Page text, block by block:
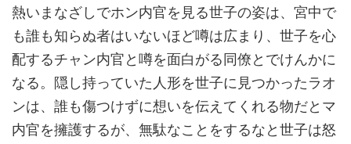
熱いまなざしでホン内官を見る世子の姿は、宮中で
も誰も知らぬ者はいないほど噂は広まり、世子を心
配するチャン内官と噂を面白がる同僚とでけんかに
なる。隠し持っていた人形を世子に見つかったラオ
ンは、誰も傷つけずに想いを伝えてくれる物だとマ
内官を擁護するが、無駄なことをするなと世子は怒